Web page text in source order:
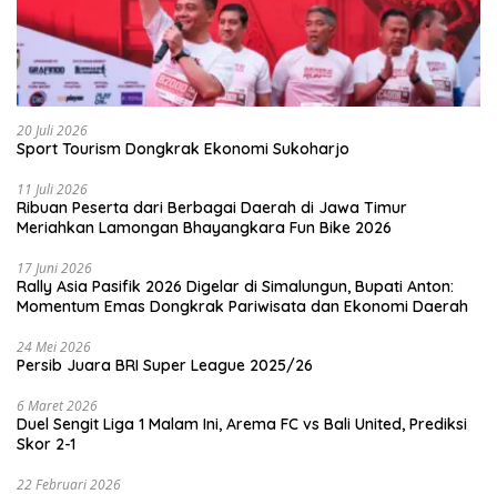
20 Juli 2026
Sport Tourism Dongkrak Ekonomi Sukoharjo
11 Juli 2026
Ribuan Peserta dari Berbagai Daerah di Jawa Timur
Meriahkan Lamongan Bhayangkara Fun Bike 2026
17 Juni 2026
Rally Asia Pasifik 2026 Digelar di Simalungun, Bupati Anton:
Momentum Emas Dongkrak Pariwisata dan Ekonomi Daerah
24 Mei 2026
Persib Juara BRI Super League 2025/26
6 Maret 2026
Duel Sengit Liga 1 Malam Ini, Arema FC vs Bali United, Prediksi
Skor 2-1
22 Februari 2026